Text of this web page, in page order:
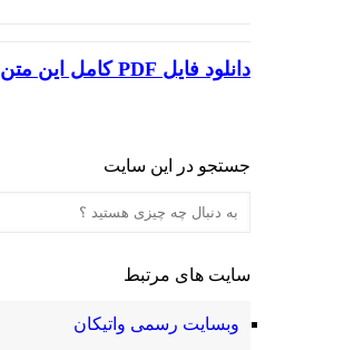
دانلود فایل PDF کامل این متن
جستجو در این سایت
سایت های مرتبط
وبسایت رسمی واتیکان